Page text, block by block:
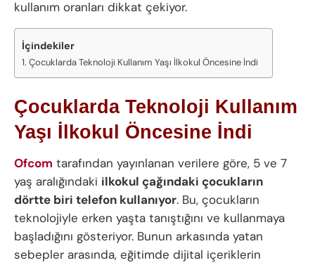
kullanım oranları dikkat çekiyor.
İçindekiler
Çocuklarda Teknoloji Kullanım Yaşı İlkokul Öncesine İndi
Çocuklarda Teknoloji Kullanım
Yaşı İlkokul Öncesine İndi
Ofcom tarafından yayınlanan verilere göre, 5 ve 7
yaş aralığındaki ilkokul çağındaki çocukların
dörtte biri telefon kullanıyor. Bu, çocukların
teknolojiyle erken yaşta tanıştığını ve kullanmaya
başladığını gösteriyor. Bunun arkasında yatan
sebepler arasında, eğitimde dijital içeriklerin